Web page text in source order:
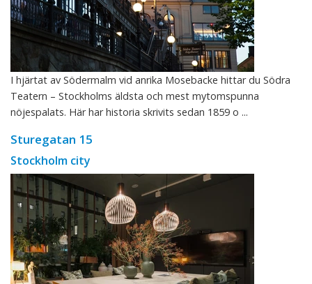
I hjärtat av Södermalm vid anrika Mosebacke hittar du Södra
Teatern – Stockholms äldsta och mest mytomspunna
nöjespalats. Här har historia skrivits sedan 1859 o ...
Sturegatan 15
Stockholm city